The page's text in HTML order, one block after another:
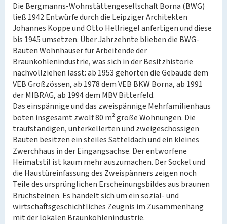
Die Bergmanns-Wohnstättengesellschaft Borna (BWG)
ließ 1942 Entwürfe durch die Leipziger Architekten
Johannes Koppe und Otto Hellriegel anfertigen und diese
bis 1945 umsetzen. Über Jahrzehnte blieben die BWG-
Bauten Wohnhäuser für Arbeitende der
Braunkohlenindustrie, was sich in der Besitzhistorie
nachvollziehen lässt: ab 1953 gehörten die Gebäude dem
VEB Großzössen, ab 1978 dem VEB BKW Borna, ab 1991
der MIBRAG, ab 1994 dem MBV Bitterfeld.
Das einspännige und das zweispännige Mehrfamilienhaus
boten insgesamt zwölf 80 m² große Wohnungen. Die
traufständigen, unterkellerten und zweigeschossigen
Bauten besitzen ein steiles Satteldach und ein kleines
Zwerchhaus in der Eingangsachse. Der entworfene
Heimatstil ist kaum mehr auszumachen. Der Sockel und
die Haustüreinfassung des Zweispänners zeigen noch
Teile des ursprünglichen Erscheinungsbildes aus braunen
Bruchsteinen. Es handelt sich um ein sozial- und
wirtschaftsgeschichtliches Zeugnis im Zusammenhang
mit der lokalen Braunkohlenindustrie.